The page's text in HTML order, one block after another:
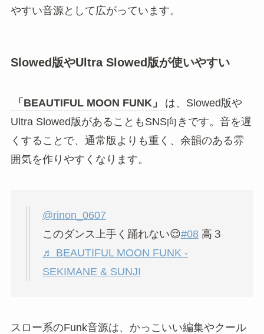
やすい音源として広がっています。
Slowed版やUltra Slowed版が使いやすい
「BEAUTIFUL MOON FUNK」
は、Slowed版や
Ultra Slowed版があることもSNS向きです。音を遅
くすることで、通常版よりも重く、余韻のある雰
囲気を作りやすくなります。
@rinon_0607
このダンス上手く踊れない😌#08高３
♬ BEAUTIFUL MOON FUNK -
SEKIMANE & SUNJI
スロー系のFunk音源は、かっこいい編集やクール